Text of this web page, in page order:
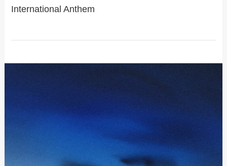
International Anthem